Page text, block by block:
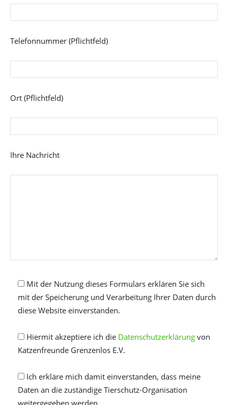
Telefonnummer (Pflichtfeld)
Ort (Pflichtfeld)
Ihre Nachricht
Mit der Nutzung dieses Formulars erklären Sie sich
mit der Speicherung und Verarbeitung Ihrer Daten durch
diese Website einverstanden.
Hiermit akzeptiere ich die Datenschutzerklärung von
Katzenfreunde Grenzenlos E.V.
Ich erkläre mich damit einverstanden, dass meine
Daten an die zuständige Tierschutz-Organisation
weitergegeben werden.